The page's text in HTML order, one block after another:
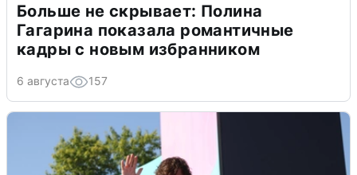
Больше не скрывает: Полина
Гагарина показала романтичные
кадры с новым избранником
6 августа 157